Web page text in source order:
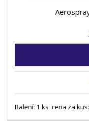
Balení: 1 ks cena za